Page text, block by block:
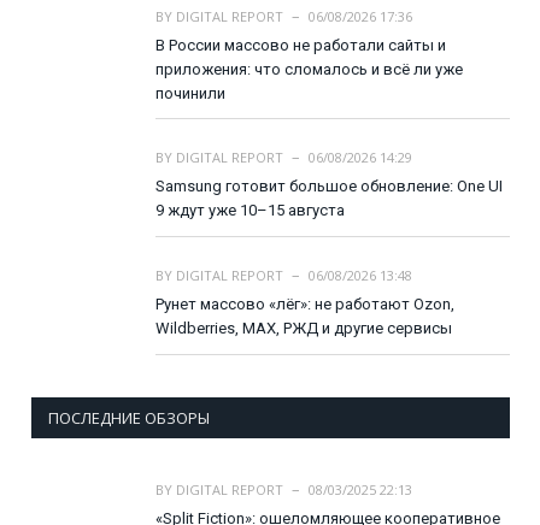
BY DIGITAL REPORT
06/08/2026 17:36
В России массово не работали сайты и
приложения: что сломалось и всё ли уже
починили
BY DIGITAL REPORT
06/08/2026 14:29
Samsung готовит большое обновление: One UI
9 ждут уже 10–15 августа
BY DIGITAL REPORT
06/08/2026 13:48
Рунет массово «лёг»: не работают Ozon,
Wildberries, MAX, РЖД и другие сервисы
ПОСЛЕДНИЕ ОБЗОРЫ
BY DIGITAL REPORT
08/03/2025 22:13
«Split Fiction»: ошеломляющее кооперативное